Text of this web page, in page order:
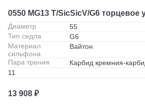
0550 MG13 T/SicSicV/G6 торцевое
Диаметр
55
Тип седла
G6
Материал
сильфона
Вайтон
Пара трения
Карбид кремния-
11
13 908 ₽